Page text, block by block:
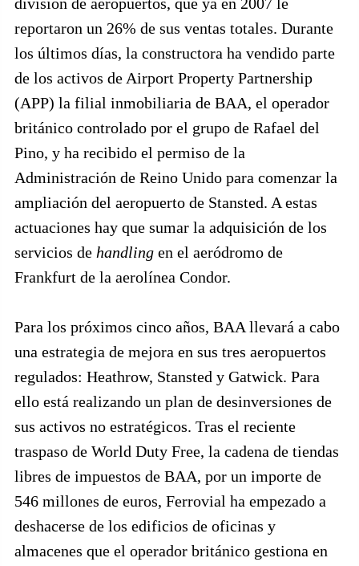
reportaron un 26% de sus ventas totales. Durante
los últimos días, la constructora ha vendido parte
de los activos de Airport Property Partnership
(APP) la filial inmobiliaria de BAA, el operador
británico controlado por el grupo de Rafael del
Pino, y ha recibido el permiso de la
Administración de Reino Unido para comenzar la
ampliación del aeropuerto de Stansted. A estas
actuaciones hay que sumar la adquisición de los
servicios de handling en el aeródromo de
Frankfurt de la aerolínea Condor.
Para los próximos cinco años, BAA llevará a cabo
una estrategia de mejora en sus tres aeropuertos
regulados: Heathrow, Stansted y Gatwick. Para
ello está realizando un plan de desinversiones de
sus activos no estratégicos. Tras el reciente
traspaso de World Duty Free, la cadena de tiendas
libres de impuestos de BAA, por un importe de
546 millones de euros, Ferrovial ha empezado a
deshacerse de los edificios de oficinas y
almacenes que el operador británico gestiona en